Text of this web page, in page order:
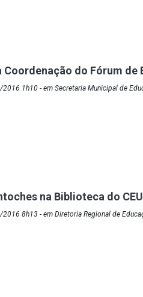
Coordenação do Fórum de
1h10 - em Secretaria Municipal de
na Biblioteca do
8h13 - em Diretoria Regional de